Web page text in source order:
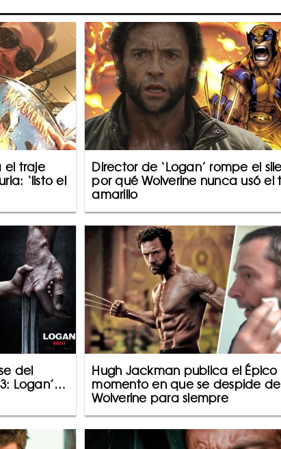
el traje
‘listo el
Director de ‘Logan’ rompe el
por qué Wolverine nunca usó el
amarillo
del
Logan’…
Hugh Jackman publica el Épico
momento en que se despide de
Wolverine para siempre